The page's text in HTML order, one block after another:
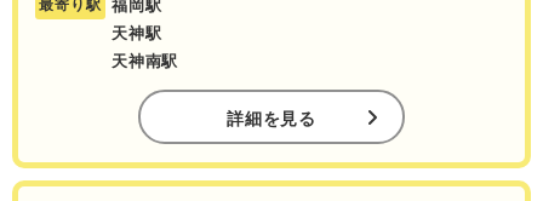
最寄り駅
福岡駅
天神駅
天神南駅
詳細を見る